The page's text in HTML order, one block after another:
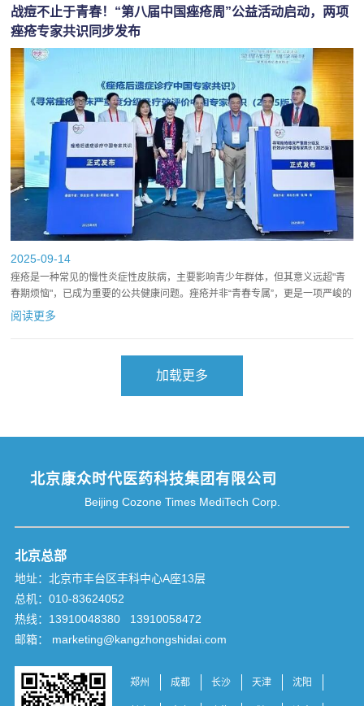
战痘不止于青春！“第八届中国痤疮周”公益活动启动，两项
痤疮专家共识同步发布
2025-09-14
痤疮是一种常见的慢性炎症性皮肤病，主要影响青少年群体，但其意义远超"青
春期烦恼"，已成为重要的公共健康问题。痤疮并非“青春专属”，更是一项严峻的
公共健康挑战。9月13日上午，“第八届中国痤疮周”公益活...
阅读更多
北京康众时代医药科技集团有限公司
Beijing Cozone Times MediTech Corp.
北京总部
地址：北京市丰台区丰科中心A座13层
总机：010-83624052
热线：13910048380 13910058472
邮箱： marketing@kangzhongshidai.com
郑州 成都 长沙 天津 沈阳